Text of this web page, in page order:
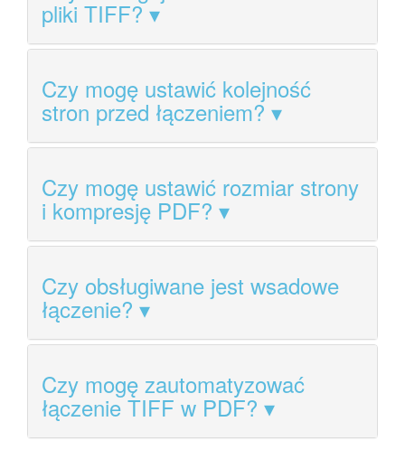
pliki TIFF?
Czy mogę ustawić kolejność
stron przed łączeniem?
Czy mogę ustawić rozmiar strony
i kompresję PDF?
Czy obsługiwane jest wsadowe
łączenie?
Czy mogę zautomatyzować
łączenie TIFF w PDF?